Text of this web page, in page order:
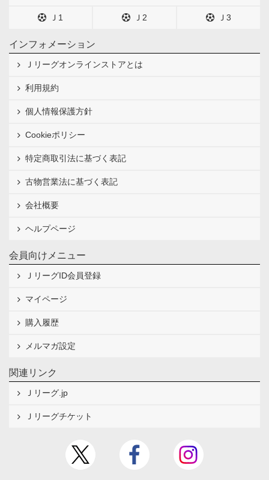
Ｊ1 Ｊ2 Ｊ3
インフォメーション
Ｊリーグオンラインストアとは
利用規約
個人情報保護方針
Cookieポリシー
特定商取引法に基づく表記
古物営業法に基づく表記
会社概要
ヘルプページ
会員向けメニュー
ＪリーグID会員登録
マイページ
購入履歴
メルマガ設定
関連リンク
Ｊリーグ.jp
Ｊリーグチケット